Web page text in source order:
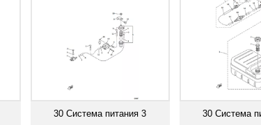
30 Система питания 3 30 Система